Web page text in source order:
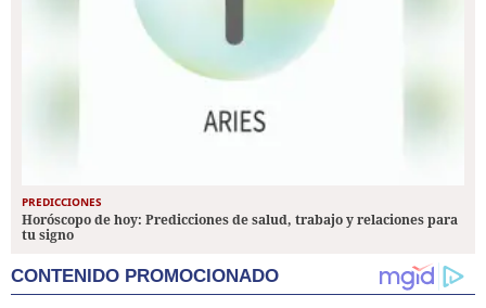
PREDICCIONES
Horóscopo de hoy: Predicciones de salud, trabajo y relaciones para
tu signo
CONTENIDO PROMOCIONADO